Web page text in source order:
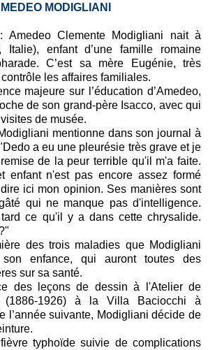
MODIGLIANI
: Amedeo Clemente Modigliani nait à
Italie), enfant d’une famille romaine
C’est sa mère Eugénie, très
les affaires familiales.
majeure sur l’éducation d’Amedeo,
de son grand-père Isacco, avec qui
de musée.
mentionne dans son journal à
a eu une pleurésie très grave et je
de la peur terrible qu'il m'a faite.
enfant n'est pas encore assez formé
ici mon opinion. Ses manières sont
qui ne manque pas d'intelligence.
ce qu'il y a dans cette chrysalide.
des trois maladies que Modigliani
son enfance, qui auront toutes des
sur sa santé.
des leçons de dessin à l'Atelier de
(1886-1926) à la Villa Baciocchi à
l’année suivante, Modigliani décide de
typhoïde suivie de complications